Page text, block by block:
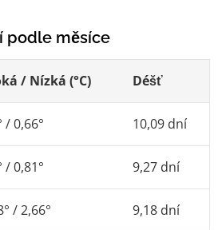
podle měsíce
/ Nízká (°C) Déšť
/ 0,66° 10,09 dní
/ 0,81° 9,27 dní
/ 2,66° 9,18 dní